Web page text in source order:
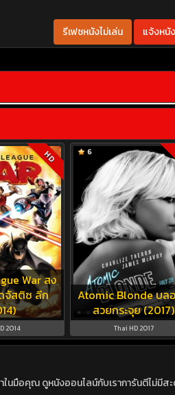
รีเฟชหนังไม่เล่น แจ้งหนั
War สง
จัสติซ ลีก
HD
2014
Atomic Blonde บล
สวยกระจุย (2017)
6
Thai HD 2017
มือคุณ ดูหนังออนไลน์กับเราการันตีไม่มีส